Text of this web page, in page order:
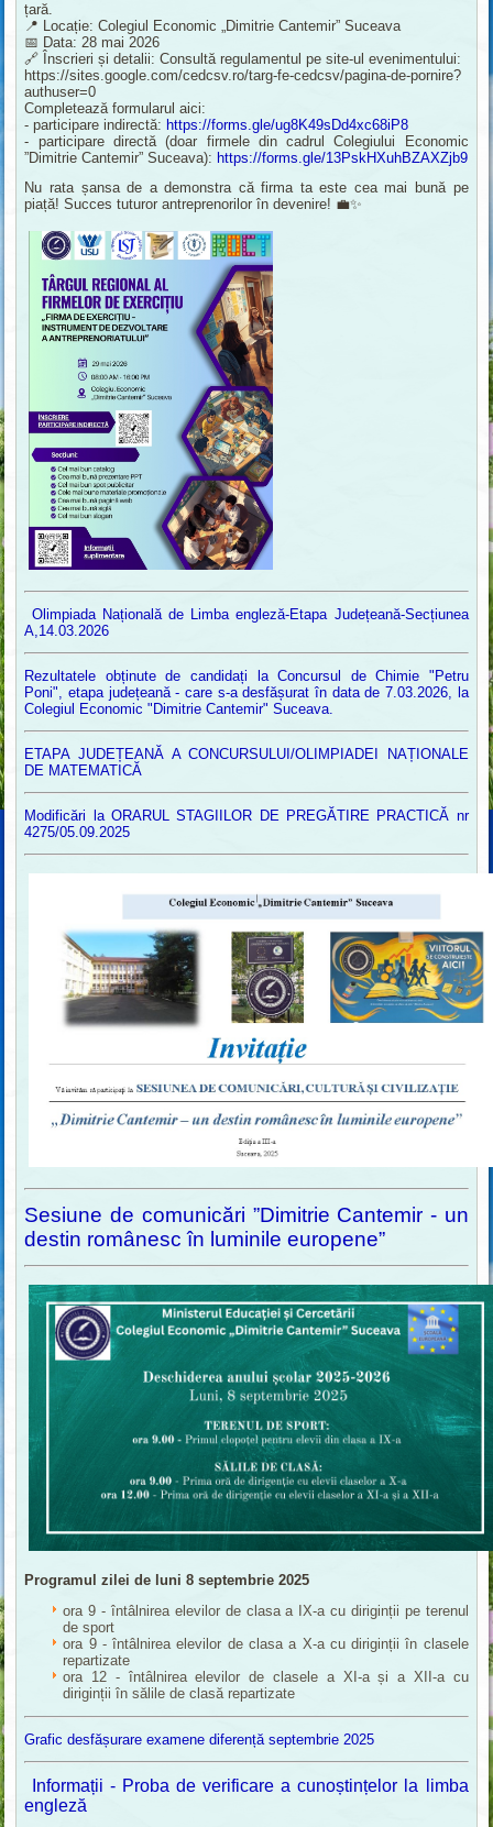
țară.
📍 Locație: Colegiul Economic „Dimitrie Cantemir” Suceava
📅 Data: 28 mai 2026
🔗 Înscrieri și detalii: Consultă regulamentul pe site-ul evenimentului:
https://sites.google.com/cedcsv.ro/targ-fe-cedcsv/pagina-de-pornire?
authuser=0
Completează formularul aici:
- participare indirectă: https://forms.gle/ug8K49sDd4xc68iP8
- participare directă (doar firmele din cadrul Colegiului Economic
”Dimitrie Cantemir” Suceava): https://forms.gle/13PskHXuhBZAXZjb9
Nu rata șansa de a demonstra că firma ta este cea mai bună pe
piață! Succes tuturor antreprenorilor în devenire! 💼✨
Olimpiada Națională de Limba engleză-Etapa Județeană-Secțiunea
A,14.03.2026
Rezultatele obținute de candidați la Concursul de Chimie "Petru
Poni", etapa județeană - care s-a desfășurat în data de 7.03.2026, la
Colegiul Economic "Dimitrie Cantemir" Suceava.
ETAPA JUDEȚEANĂ A CONCURSULUI/OLIMPIADEI NAȚIONALE
DE MATEMATICĂ
Modificări la ORARUL STAGIILOR DE PREGĂTIRE PRACTICĂ nr
4275/05.09.2025
Sesiune de comunicări ”Dimitrie Cantemir - un
destin românesc în luminile europene”
Programul zilei de luni 8 septembrie 2025
ora 9 - întâlnirea elevilor de clasa a IX-a cu diriginții pe terenul
de sport
ora 9 - întâlnirea elevilor de clasa a X-a cu diriginții în clasele
repartizate
ora 12 - întâlnirea elevilor de clasele a XI-a și a XII-a cu
diriginții în sălile de clasă repartizate
Grafic desfășurare examene diferență septembrie 2025
Informații - Proba de verificare a cunoștințelor la limba
engleză